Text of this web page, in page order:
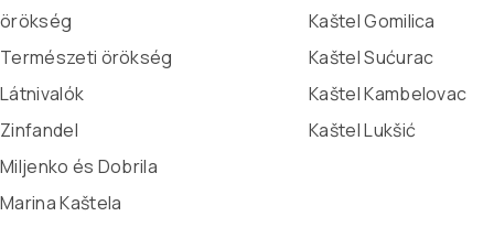
örökség
Természeti örökség
Látnivalók
Zinfandel
Miljenko és Dobrila
Marina Kaštela
Kaštel Gomilica
Kaštel Sućurac
Kaštel Kambelovac
Kaštel Lukšić